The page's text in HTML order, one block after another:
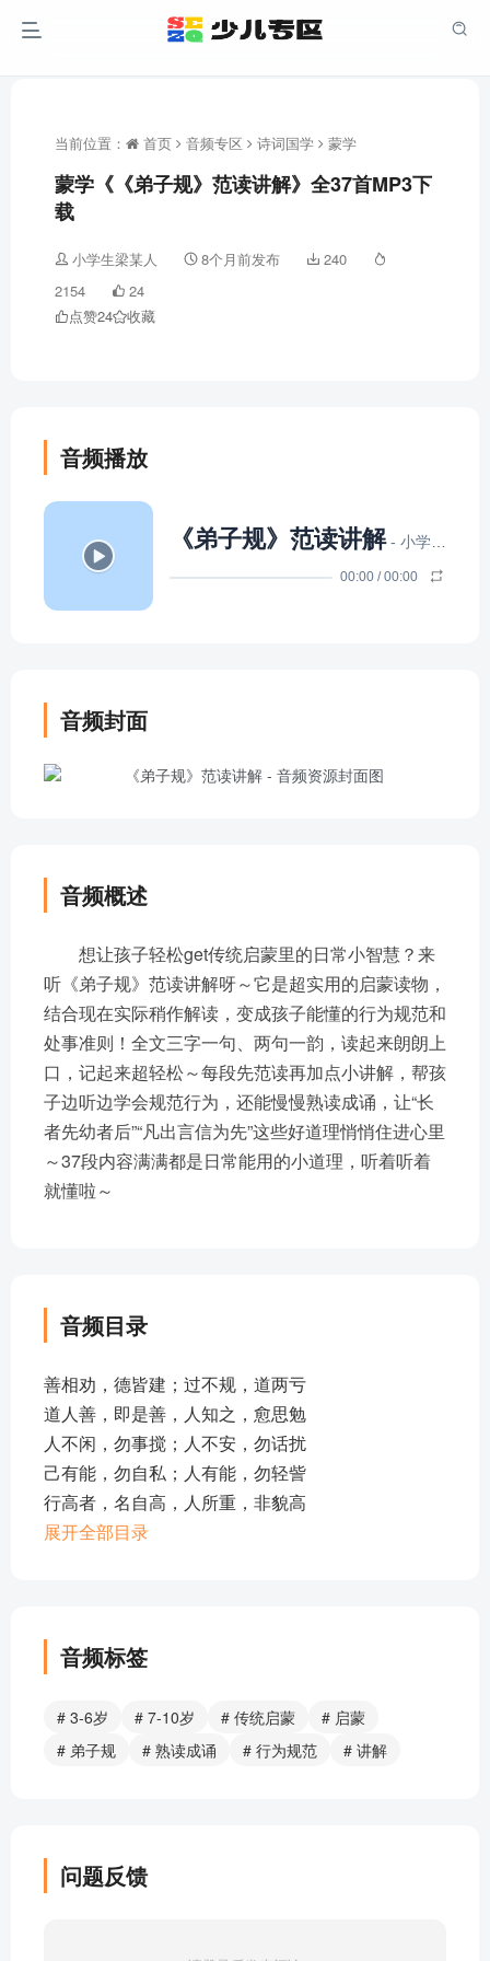
当前位置： 首页 音频专区 诗词国学 蒙学
蒙学《《弟子规》范读讲解》全37首MP3下
载
小学生梁某人 8个月前发布
240
2154
24
点赞24 收藏
音频播放
《弟子规》范读讲解 - 小学生梁某人
00:00 /00:00
音频封面
音频概述
想让孩子轻松get传统启蒙里的日常小智慧？来
听《弟子规》范读讲解呀～它是超实用的启蒙读物，
结合现在实际稍作解读，变成孩子能懂的行为规范和
处事准则！全文三字一句、两句一韵，读起来朗朗上
口，记起来超轻松～每段先范读再加点小讲解，帮孩
子边听边学会规范行为，还能慢慢熟读成诵，让“长
者先幼者后”“凡出言信为先”这些好道理悄悄住进心里
～37段内容满满都是日常能用的小道理，听着听着
就懂啦～
音频目录
善相劝，德皆建；过不规，道两亏
道人善，即是善，人知之，愈思勉
人不闲，勿事搅；人不安，勿话扰
己有能，勿自私；人有能，勿轻訾
行高者，名自高，人所重，非貌高
凡是人，皆须爱，天同覆，地同载
见人善，即思齐，纵去远，以渐跻
凡道字，重且舒，勿急疾，勿模糊
见未真，勿轻言；知未的，勿轻传
凡出言，信为先，诈与妄，奚可焉
用人物，须明求；倘不问，即为偷
缓揭帘，勿有声。宽转弯，勿触棱
步从容，立端正，揖深圆，拜恭敬
展开全部目录
音频标签
# 3-6岁 # 7-10岁 # 传统启蒙
# 启蒙
# 弟子规
# 熟读成诵 # 行为规范 # 讲解
问题反馈